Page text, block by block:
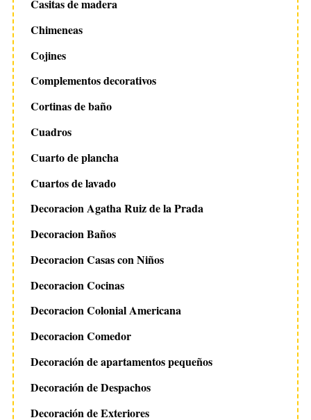
Casitas de madera
Chimeneas
Cojines
Complementos decorativos
Cortinas de baño
Cuadros
Cuarto de plancha
Cuartos de lavado
Decoracion Agatha Ruiz de la Prada
Decoracion Baños
Decoracion Casas con Niños
Decoracion Cocinas
Decoracion Colonial Americana
Decoracion Comedor
Decoración de apartamentos pequeños
Decoración de Despachos
Decoración de Exteriores